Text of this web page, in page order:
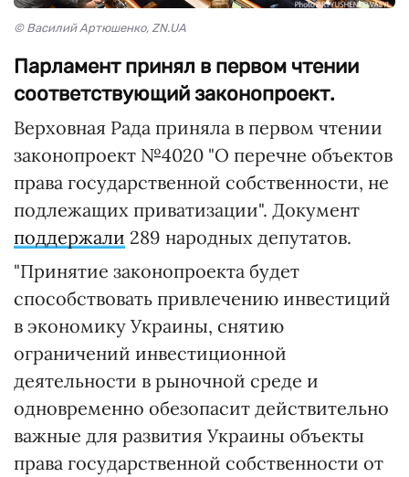
© Василий Артюшенко, ZN.UA
Парламент принял в первом чтении
соответствующий законопроект.
Верховная Рада приняла в первом чтении
законопроект №4020 "О перечне объектов
права государственной собственности, не
подлежащих приватизации". Документ
поддержали 289 народных депутатов.
"Принятие законопроекта будет
способствовать привлечению инвестиций
в экономику Украины, снятию
ограничений инвестиционной
деятельности в рыночной среде и
одновременно обезопасит действительно
важные для развития Украины объекты
права государственной собственности от